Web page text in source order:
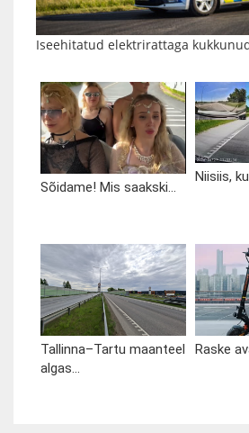
Iseehitatud elektrirattaga
Sõidame! Mis saakski...
Niisiis,
Tallinna–Tartu maanteel
algas...
Raske